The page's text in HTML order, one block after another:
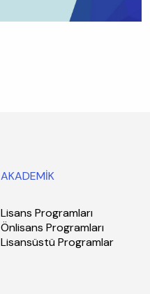
AKADEMİK
Lisans Programları
Önlisans Programları
Lisansüstü Programlar